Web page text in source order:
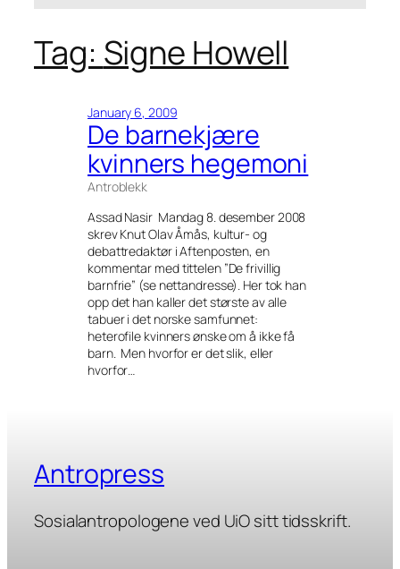
Tag: Signe Howell
January 6, 2009
De barnekjære
kvinners hegemoni
Antroblekk
Assad Nasir Mandag 8. desember 2008
skrev Knut Olav Åmås, kultur- og
debattredaktør i Aftenposten, en
kommentar med tittelen ”De frivillig
barnfrie” (se nettandresse). Her tok han
opp det han kaller det største av alle
tabuer i det norske samfunnet:
heterofile kvinners ønske om å ikke få
barn. Men hvorfor er det slik, eller
hvorfor…
Antropress
Sosialantropologene ved UiO sitt tidsskrift.